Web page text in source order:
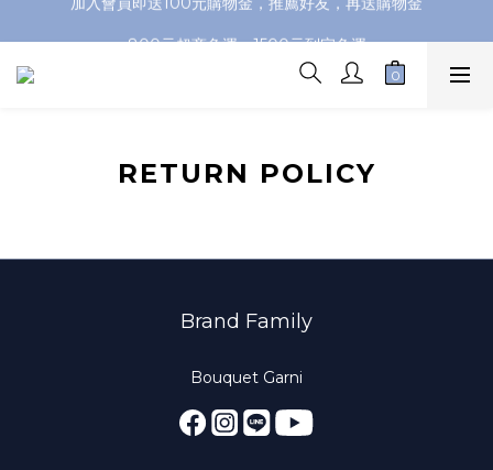
800元超商免運，1500元到宅免運
加入會員即送100元購物金，推薦好友，再送購物金
RETURN POLICY
Brand Family
Bouquet Garni